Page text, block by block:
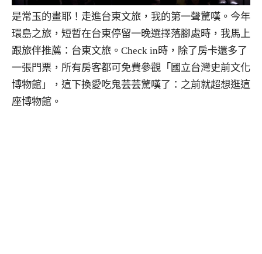
是常玉的畫耶！走進台東文旅，我的第一聲驚嘆。今年
環島之旅，短暫在台東停留一晚選擇落腳處時，我馬上
跟旅伴推薦：台東文旅。Check in時，除了房卡還多了
一張門票，所有房客都可免費參觀「國立台灣史前文化
博物館」，這下換愛吃鬼芸芸驚嘆了：之前就超想逛這
座博物館。